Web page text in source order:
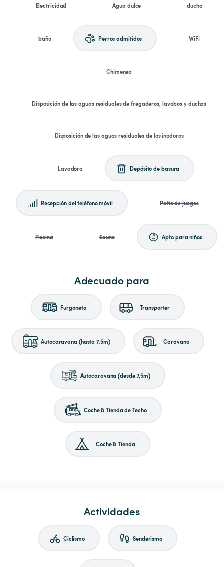
Electricidad Agua dulce ducha
baño Perros admitidos WiFi
Chimenea
Disposición de las aguas residuales de fregaderos, lavabos y duchas
Disposición de las aguas residuales de los inodoros
Lavadora Depósito de basura
Recepción del teléfono móvil Patio de juegos
Piscina Sauna Apto para niños
Adecuado para
Furgoneta Transporter
Autocaravana (hasta 7,5m) Caravana
Autocaravana (desde 7,5m)
Coche & Tienda de Techo
Coche & Tienda
Actividades
Ciclismo Senderismo